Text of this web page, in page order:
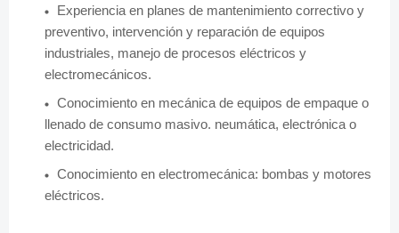
Experiencia en planes de mantenimiento correctivo y
preventivo, intervención y reparación de equipos
industriales, manejo de procesos eléctricos y
electromecánicos.
Conocimiento en mecánica de equipos de empaque o
llenado de consumo masivo. neumática, electrónica o
electricidad.
Conocimiento en electromecánica: bombas y motores
eléctricos.